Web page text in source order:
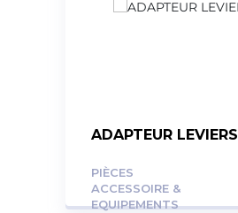
ADAPTEUR
PIÈCES
ACCESSOIRE &
EQUIPEMENTS